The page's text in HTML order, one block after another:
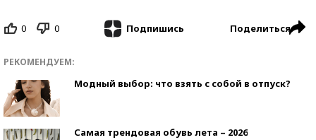
0 0 Подпишись Поделиться
РЕКОМЕНДУЕМ:
Модный выбор: что взять с собой в отпуск?
Самая трендовая обувь лета – 2026